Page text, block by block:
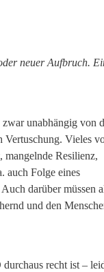
neuer Aufbruch.
unabhängig von
Vertuschung. Vieles
Resilienz,
auch Folge eines
darüber müssen
und den
recht ist –